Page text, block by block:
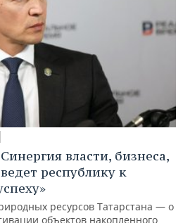
власти, бизнеса,
республику к
ресурсов Татарстана — о
объектов накопленного